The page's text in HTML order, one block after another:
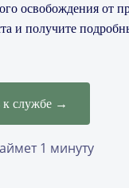
освобождения от
и получите
к службе →
1 минуту